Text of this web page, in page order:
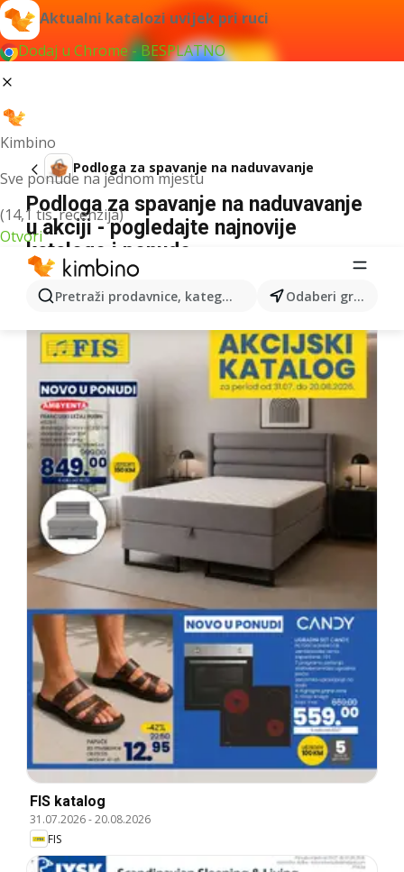
Aktualni katalozi uvijek pri ruci
Dodaj u Chrome - BESPLATNO
Kimbino
Sve ponude na jednom mjestu
(14,1 tis. recenzija)
Otvori
Pretraži prodavnice, kategorije, proizvode... Odaberi grad
Podloga za spavanje na naduvavanje
Podloga za spavanje na naduvavanje
u akciji - pogledajte najnovije
kataloge i ponude
Za dati izraz nismo pronašli nijedan rezultat.
Dalji katalozi iz kategorije
FIS katalog
31.07.2026-20.08.2026
FIS